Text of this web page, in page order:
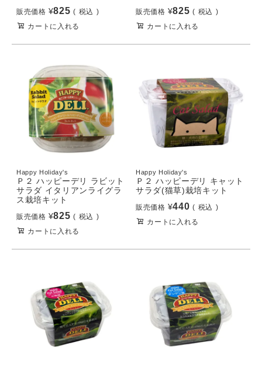
販売価格 ¥825
税込
カートに入れる
販売価格 ¥825
税込
カートに入れる
Happy Holiday's
Ｐ２ ハッピーデリ ラビット
サラダ イタリアンライグラ
ス栽培キット
販売価格 ¥825
税込
カートに入れる
Happy Holiday's
Ｐ２ ハッピーデリ キャット
サラダ(猫草)栽培キット
販売価格 ¥440
税込
カートに入れる